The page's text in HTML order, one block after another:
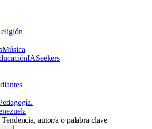
Música
IASeekers
autor/a o palabra clave